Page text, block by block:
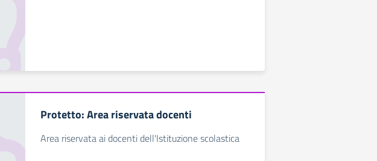
Protetto: Area riservata docenti
Area riservata ai docenti dell'Istituzione scolastica